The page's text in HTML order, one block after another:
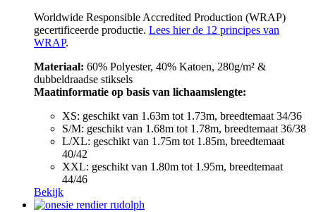
Worldwide Responsible Accredited Production (WRAP)
gecertificeerde productie. Lees hier de 12 principes van
WRAP.
Materiaal: 60% Polyester, 40% Katoen, 280g/m² &
dubbeldraadse stiksels
Maatinformatie op basis van lichaamslengte:
XS: geschikt van 1.63m tot 1.73m, breedtemaat 34/36
S/M: geschikt van 1.68m tot 1.78m, breedtemaat 36/38
L/XL: geschikt van 1.75m tot 1.85m, breedtemaat
40/42
XXL: geschikt van 1.80m tot 1.95m, breedtemaat
44/46
Bekijk